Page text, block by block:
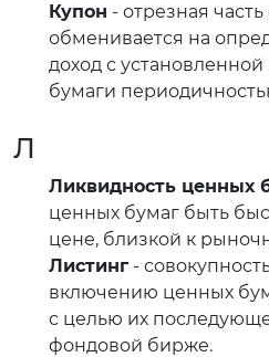
Купон - отрезная
обменивается на
доход с
бумаги
Л
Ликвидность ценных
ценных бумаг быть
цене, близкой к
Листинг -
включению ценных
с целью их
фондовой бирже.